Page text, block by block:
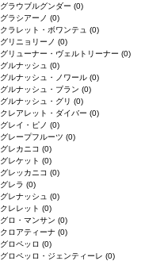
グラウブルグンダー (0)
グラシアーノ (0)
クラレット・ボワンテュ (0)
グリニョリーノ (0)
グリューナー・ヴェルトリーナー (0)
グルナッシュ (0)
グルナッシュ・ノワール (0)
グルナッシュ・ブラン (0)
グルナッシュ・グリ (0)
クレアレット・ダイバー (0)
グレイ・ピノ (0)
グレープフルーツ (0)
グレカニコ (0)
グレケット (0)
グレッカニコ (0)
グレラ (0)
グレナッシュ (0)
クレレット (0)
グロ・マンサン (0)
クロアティーナ (0)
グロペッロ (0)
グロペッロ・ジェンティーレ (0)